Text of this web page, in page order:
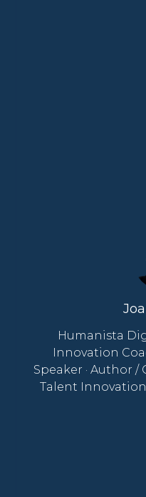
Humanista
Innovation
Speaker · Author
Talent